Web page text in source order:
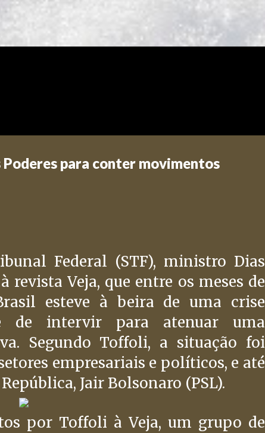
para conter movimentos
Federal (STF), ministro Dias
Veja, que entre os meses de
esteve à beira de uma crise
de intervir para atenuar uma
Segundo Toffoli, a situação foi
empresariais e políticos, e até
Jair Bolsonaro (PSL).
por Toffoli à Veja, um grupo de